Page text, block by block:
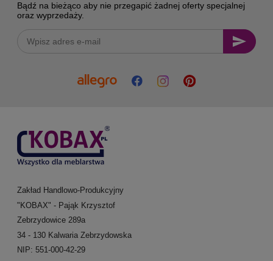
Bądź na bieżąco aby nie przegapić żadnej oferty specjalnej
oraz wyprzedaży.
Zakład Handlowo-Produkcyjny
"KOBAX" - Pająk Krzysztof
Zebrzydowice 289a
34 - 130 Kalwaria Zebrzydowska
NIP: 551-000-42-29